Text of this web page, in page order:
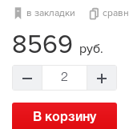
в закладки
8569 руб.
2
В корзину